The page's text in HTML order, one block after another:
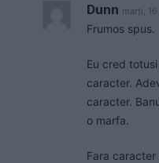
Dunn marți,
Frumos spus.
Eu cred
caracter.
caracter.
o marfa.
Fara